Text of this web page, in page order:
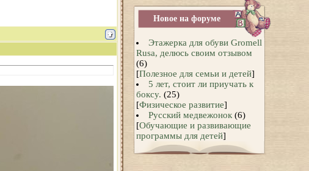
Новое на форуме
Этажерка для обуви Gromell
Rusa, делюсь своим отзывом
(6)
[Полезное для семьи и детей]
5 лет, стоит ли приучать к
боксу. (25)
[Физическое развитие]
Русский медвежонок (6)
[Обучающие и развивающие
программы для детей]